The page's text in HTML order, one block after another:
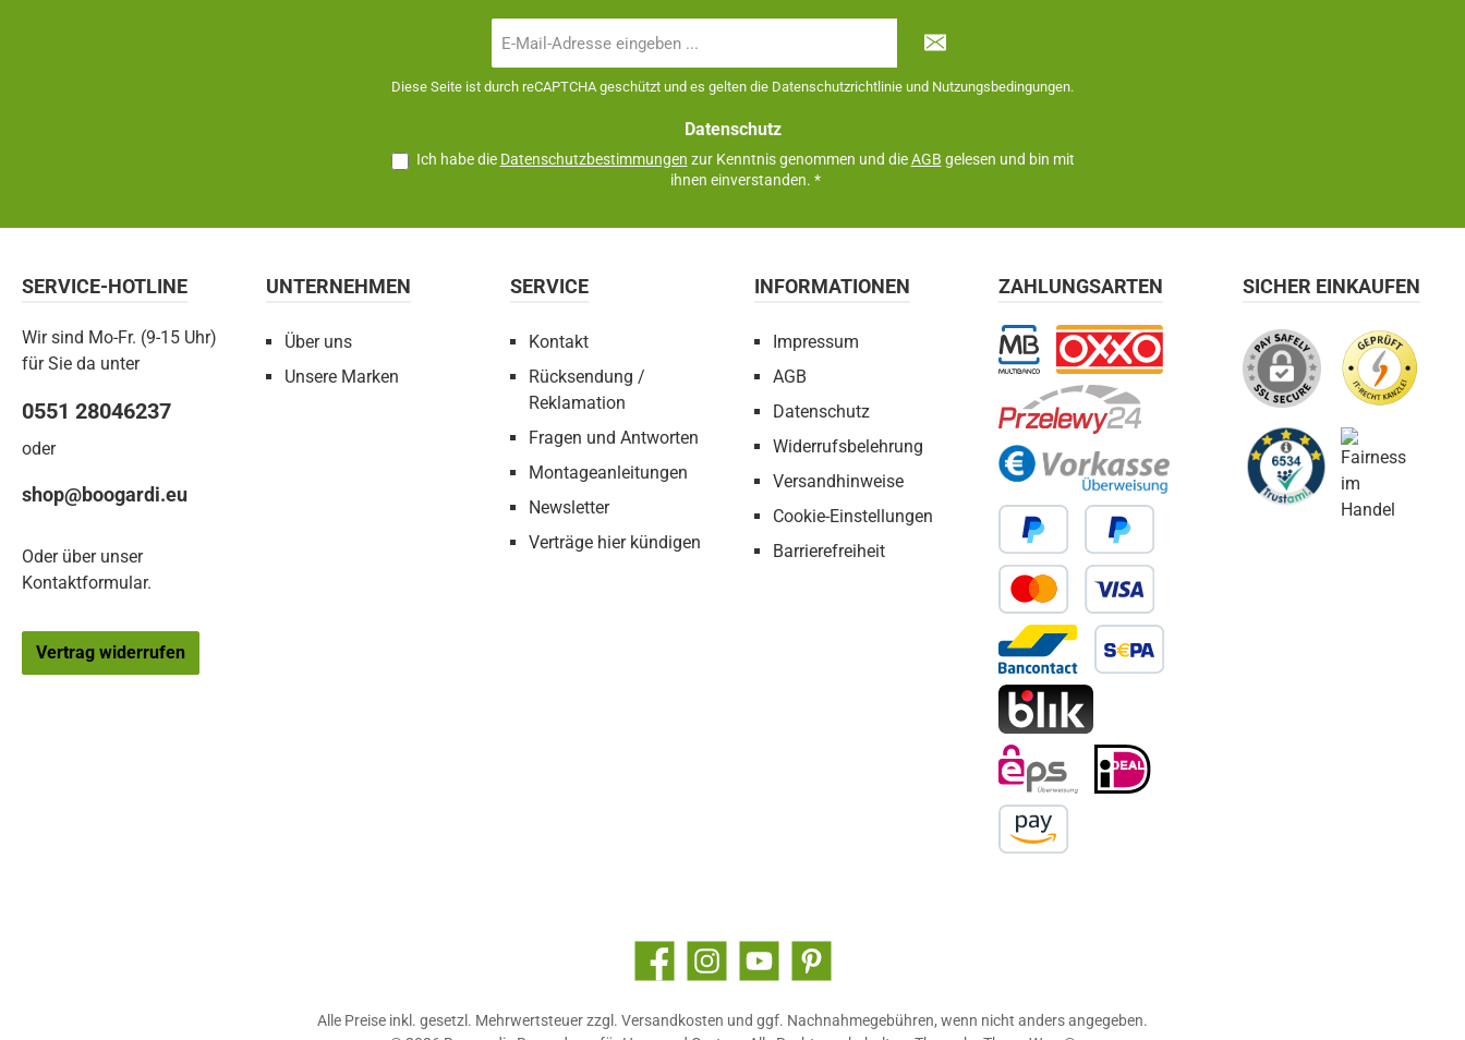
Mail-
Diese Seite ist durch reCAPTCHA geschützt und es gelten die Datenschutzrichtlinie und Nutzungsbedingungen.
Datenschutz
Ich habe die Datenschutzbestimmungen zur Kenntnis genommen und dieAGB gelesen und bin mit
ihnen einverstanden. *
SERVICE-HOTLINE
Wir sind Mo-Fr. (9-15 Uhr)
für Sie da unter
0551 28046237
oder
shop@boogardi.eu
Oder über unser
Kontaktformular.
Vertrag widerrufen
UNTERNEHMEN
Über uns
Unsere Marken
SERVICE
Kontakt
Rücksendung /
Reklamation
Fragen und Antworten
Montageanleitungen
Newsletter
Verträge hier kündigen
INFORMATIONEN
Impressum
AGB
Datenschutz
Widerrufsbelehrung
Versandhinweise
Cookie-Einstellungen
Barrierefreiheit
ZAHLUNGSARTEN
Vorkasse
PayPal Später Bezahlen
Kredit- oder Debitkarte
Bancontact
BLIK
eps
Multibanco
OXXO
Przelewy24
SICHER EINKAUFEN
FacebookInstagramYouTube Pinterest
Alle Preise inkl. gesetzl. Mehrwertsteuer zzgl. Versandkosten und ggf. Nachnahmegebühren, wenn nicht anders angegeben.